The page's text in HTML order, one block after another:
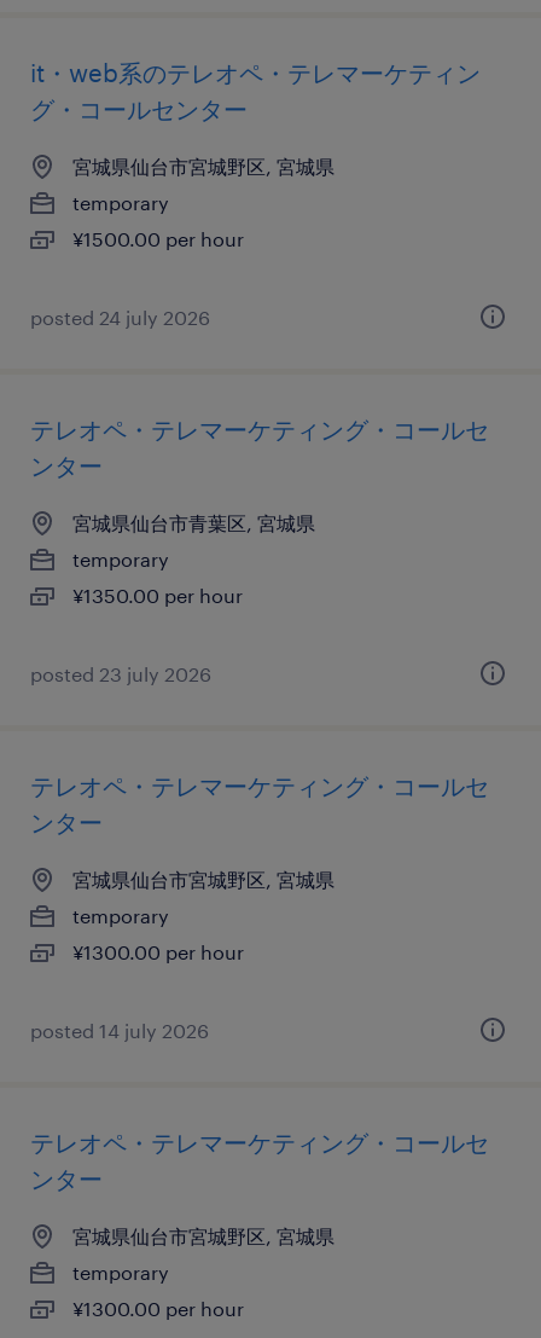
it・web系のテレオペ・テレマーケティン
グ・コールセンター
宮城県仙台市宮城野区, 宮城県
temporary
¥1500.00 per hour
posted 24 july 2026
テレオペ・テレマーケティング・コールセ
ンター
宮城県仙台市青葉区, 宮城県
temporary
¥1350.00 per hour
posted 23 july 2026
テレオペ・テレマーケティング・コールセ
ンター
宮城県仙台市宮城野区, 宮城県
temporary
¥1300.00 per hour
posted 14 july 2026
テレオペ・テレマーケティング・コールセ
ンター
宮城県仙台市宮城野区, 宮城県
temporary
¥1300.00 per hour